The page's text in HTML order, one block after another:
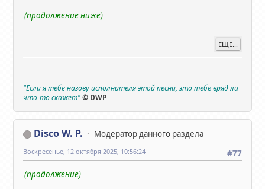
(продолжение ниже)
ЕЩЁ...
"Если я тебе назову исполнителя этой песни, это тебе вряд ли
что-то скажет" © DWP
Disco W. P.
Модератор данного раздела
#77
Воскресенье, 12 октября 2025, 10:56:24
(продолжение)